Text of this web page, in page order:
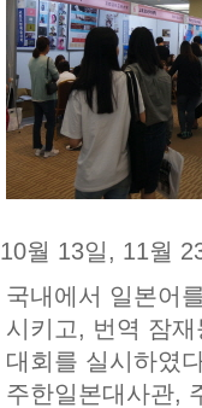
10월 13일, 11월
국내에서 일본어
시키고, 번역 잠
대회를 실시하였
주한일본대사관,